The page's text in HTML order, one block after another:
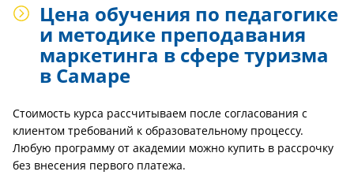
Цена обучения по педагогике
и методике преподавания
маркетинга в сфере туризма
в Самаре
Стоимость курса рассчитываем после согласования с
клиентом требований к образовательному процессу.
Любую программу от академии можно купить в рассрочку
без внесения первого платежа.